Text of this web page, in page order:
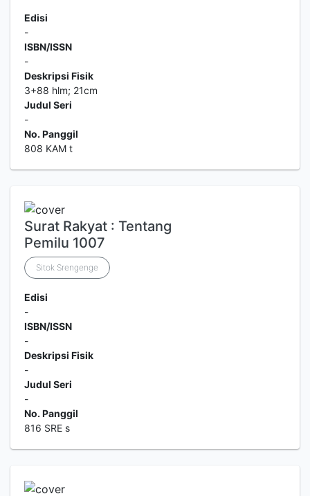
Edisi
-
ISBN/ISSN
-
Deskripsi Fisik
3+88 hlm; 21cm
Judul Seri
-
No. Panggil
808 KAM t
Surat Rakyat : Tentang
Pemilu 1007
Sitok Srengenge
Edisi
-
ISBN/ISSN
-
Deskripsi Fisik
-
Judul Seri
-
No. Panggil
816 SRE s